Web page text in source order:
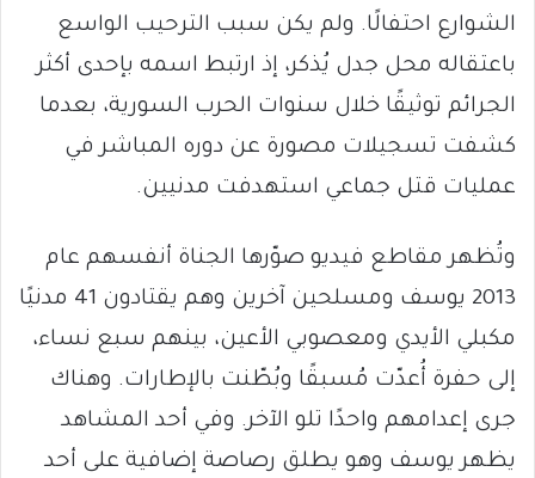
الشوارع احتفالًا. ولم يكن سبب الترحيب الواسع
باعتقاله محل جدل يُذكر، إذ ارتبط اسمه بإحدى أكثر
الجرائم توثيقًا خلال سنوات الحرب السورية، بعدما
كشفت تسجيلات مصورة عن دوره المباشر في
عمليات قتل جماعي استهدفت مدنيين.
وتُظهر مقاطع فيديو صوّرها الجناة أنفسهم عام
2013 يوسف ومسلحين آخرين وهم يقتادون 41 مدنيًا
مكبلي الأيدي ومعصوبي الأعين، بينهم سبع نساء،
إلى حفرة أُعدّت مُسبقًا وبُطّنت بالإطارات. وهناك
جرى إعدامهم واحدًا تلو الآخر. وفي أحد المشاهد
يظهر يوسف وهو يطلق رصاصة إضافية على أحد